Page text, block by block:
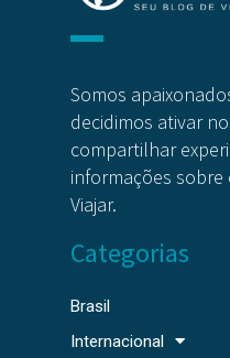
Somos
decidimos ativar
compartilhar
informações sobre
Viajar.
Categorias
Brasil
Internacional